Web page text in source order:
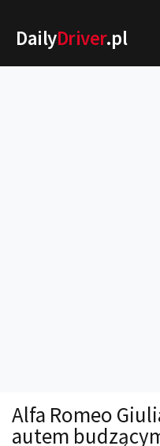
DailyDriver.pl
Technika jazdy
Oświetlenie
Alfa Romeo
autem